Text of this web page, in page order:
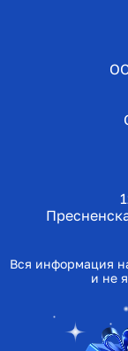
Вся информация
и не